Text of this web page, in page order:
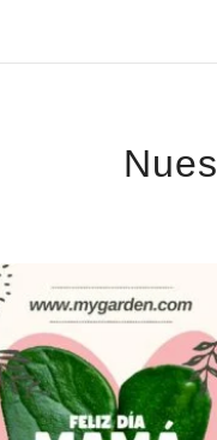
La planta viene
14 cm y mide 45